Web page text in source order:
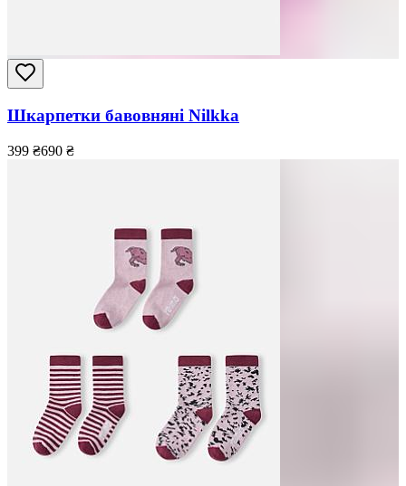
Шкарпетки бавовняні Nilkka
399 ₴690 ₴